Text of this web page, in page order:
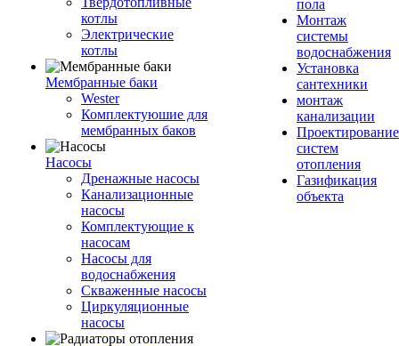
котлы
Электрические
котлы
Мембранные баки
Wester
Комплектуюшие для
мембранных баков
Насосы
Дренажные насосы
Канализационные
насосы
Комплектующие к
насосам
Насосы для
водоснабжения
Скваженные насосы
Циркуляционные
насосы
пола
Монтаж
системы
водоснабжения
Установка
сантехники
монтаж
канализации
Проектирование
систем
отопления
Газификация
объекта